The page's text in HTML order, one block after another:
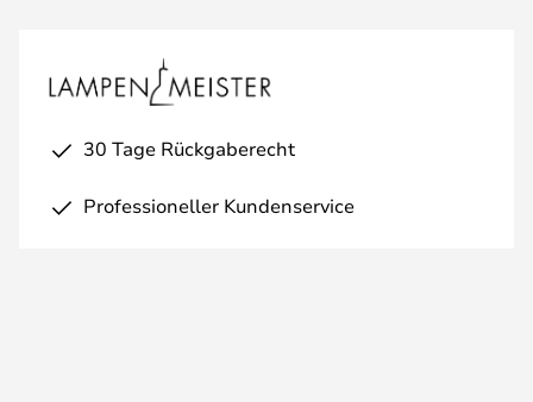
30 Tage Rückgaberecht
Professioneller Kundenservice